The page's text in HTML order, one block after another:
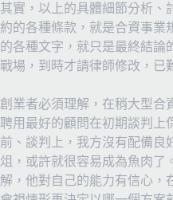
其實，以上的具體細節分析、
約的各種條款，就是合資事業
的各種文字，就只是最終結論
戰場，到時才請律師修改，已
創業者必須理解，在稍大型合
聘用最好的顧問在初期談判上
前、談判上，我方沒有配備良
俎，或許就很容易成為魚肉了
解，他對自己的能力有信心，